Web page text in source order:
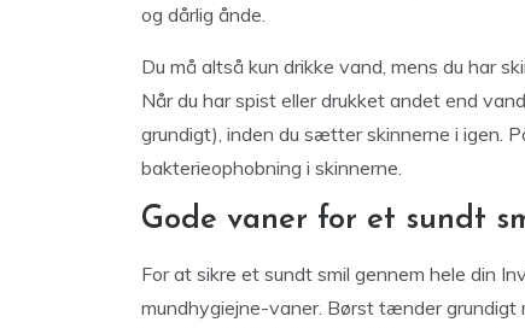
og dårlig ånde.
Du må altså kun drikke vand, mens du har
Når du har spist eller drukket andet end
grundigt), inden du sætter skinnerne i igen.
bakterieophobning i skinnerne.
Gode vaner for et sundt
For at sikre et sundt smil gennem hele din
mundhygiejne-vaner. Børst tænder